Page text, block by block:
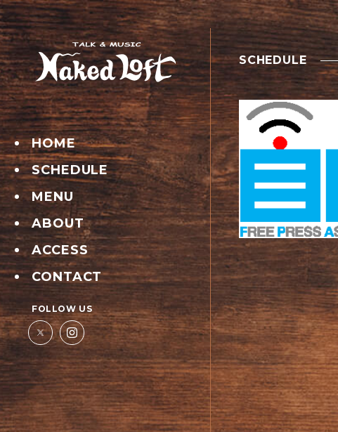
HOME
SCHEDULE
MENU
ABOUT
ACCESS
CONTACT
FOLLOW US
SCHEDULE